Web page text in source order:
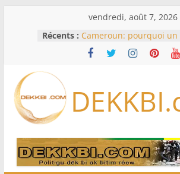
vendredi, août 7, 2026
Récents : Cameroun: pourquoi un
remaniement au sommet
l’armée alors que Paul
logiciels écrits par l’IA,
Anthropic et OpenAI
Disney s’associe à
davantage profit de ses
légendaires